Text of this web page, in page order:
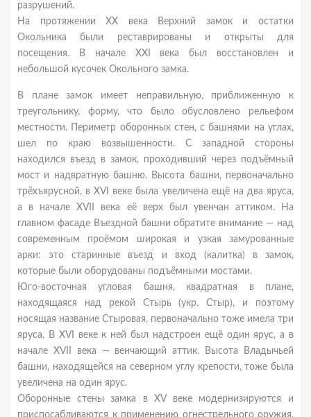
разрушений.
На протяжении XX века Верхний замок и остатки
Окольника были реставрированы и открыты для
посещения. В начале XXI века был восстановлен и
небольшой кусочек Окольного замка.
В плане замок имеет неправильную, приближенную к
треугольнику, форму, что было обусловлено рельефом
местности. Периметр оборонных стен, с башнями на углах,
шел по краю возвышенности. С западной стороны
находился въезд в замок, проходивший через подъёмный
мост и надвратную башню. Высота башни, первоначально
трёхъярусной, в XVI веке была увеличена ещё на два яруса,
а в начале XVII века её верх был увенчан аттиком. На
главном фасаде Въездной башни обратите внимание — над
современным проёмом широкая и узкая замурованные
арки: это старинные въезд и вход (калитка) в замок,
которые были оборудованы подъёмными мостами.
Юго-восточная угловая башня, квадратная в плане,
находящаяся над рекой Стырь (укр. Стыр), и поэтому
носящая название Стыровая, первоначально тоже имела три
яруса. В XVI веке к ней был надстроен ещё один ярус, а в
начале XVII века — венчающий аттик. Высота Владычьей
башни, находящейся на северном углу крепости, тоже была
увеличена на один ярус.
Оборонные стены замка в XV веке модернизируются и
приспосабливаются к применению огнестрельного оружия.